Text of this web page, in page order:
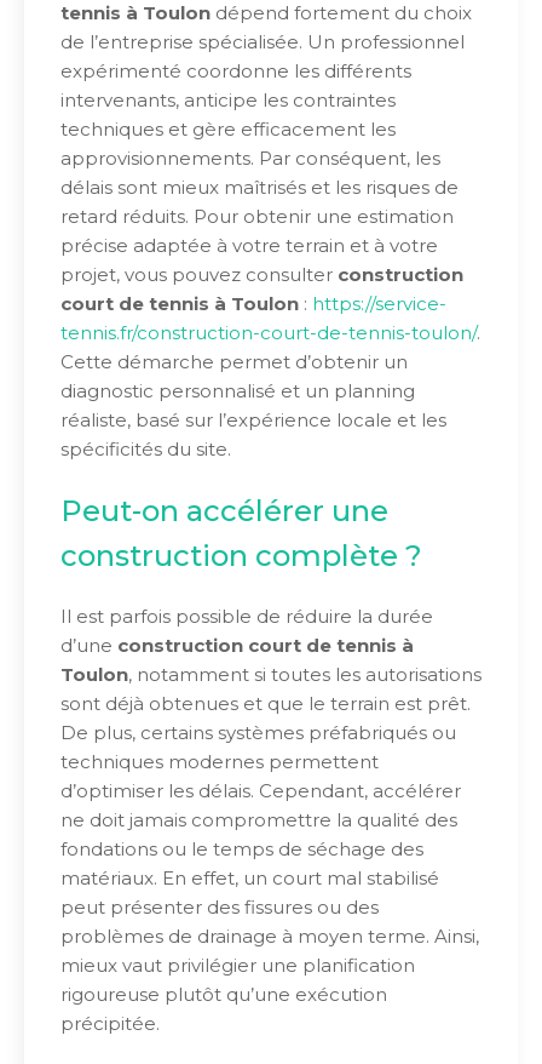
tennis à Toulon dépend fortement du choix
de l’entreprise spécialisée. Un professionnel
expérimenté coordonne les différents
intervenants, anticipe les contraintes
techniques et gère efficacement les
approvisionnements. Par conséquent, les
délais sont mieux maîtrisés et les risques de
retard réduits. Pour obtenir une estimation
précise adaptée à votre terrain et à votre
projet, vous pouvez consulter construction
court de tennis à Toulon : https://service-
tennis.fr/construction-court-de-tennis-toulon/.
Cette démarche permet d’obtenir un
diagnostic personnalisé et un planning
réaliste, basé sur l’expérience locale et les
spécificités du site.
Peut-on accélérer une
construction complète ?
Il est parfois possible de réduire la durée
d’une construction court de tennis à
Toulon, notamment si toutes les autorisations
sont déjà obtenues et que le terrain est prêt.
De plus, certains systèmes préfabriqués ou
techniques modernes permettent
d’optimiser les délais. Cependant, accélérer
ne doit jamais compromettre la qualité des
fondations ou le temps de séchage des
matériaux. En effet, un court mal stabilisé
peut présenter des fissures ou des
problèmes de drainage à moyen terme. Ainsi,
mieux vaut privilégier une planification
rigoureuse plutôt qu’une exécution
précipitée.